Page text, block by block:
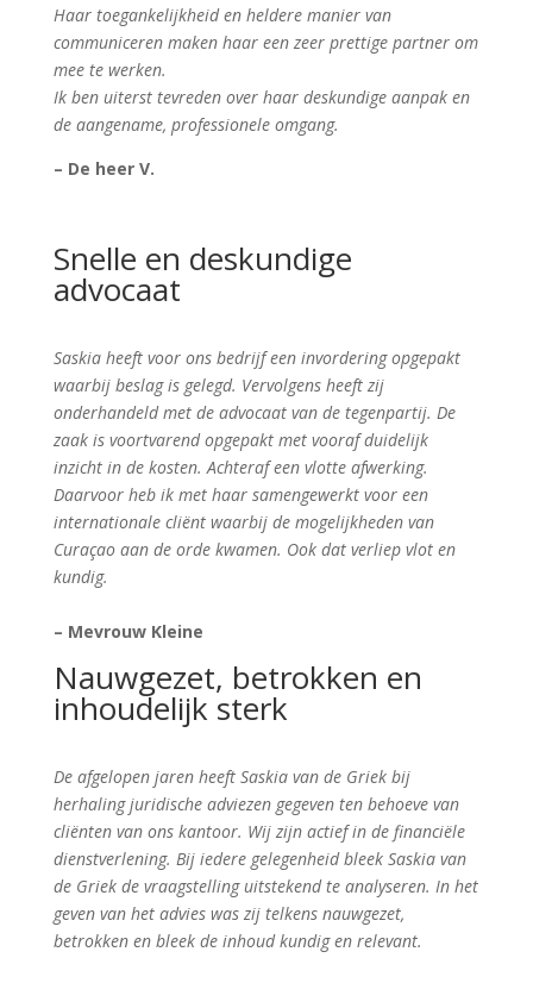
​Haar toegankelijkheid en heldere manier van
communiceren maken haar een zeer prettige partner om
mee te werken.
Ik ben uiterst tevreden over haar deskundige aanpak en
de aangename, professionele omgang.
– De heer V.
Snelle en deskundige
advocaat
Saskia heeft voor ons bedrijf een invordering opgepakt
waarbij beslag is gelegd. Vervolgens heeft zij
onderhandeld met de advocaat van de tegenpartij. De
zaak is voortvarend opgepakt met vooraf duidelijk
inzicht in de kosten. Achteraf een vlotte afwerking.
Daarvoor heb ik met haar samengewerkt voor een
internationale cliënt waarbij de mogelijkheden van
Curaçao aan de orde kwamen. Ook dat verliep vlot en
kundig.
– Mevrouw Kleine
Nauwgezet, betrokken en
inhoudelijk sterk
De afgelopen jaren heeft Saskia van de Griek bij
herhaling juridische adviezen gegeven ten behoeve van
cliënten van ons kantoor. Wij zijn actief in de financiële
dienstverlening. Bij iedere gelegenheid bleek Saskia van
de Griek de vraagstelling uitstekend te analyseren. In het
geven van het advies was zij telkens nauwgezet,
betrokken en bleek de inhoud kundig en relevant.